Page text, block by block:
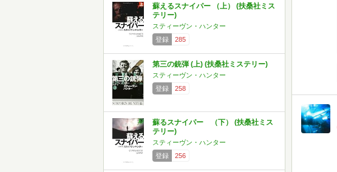
蘇えるスナイパー （上） (扶桑社ミス
テリー)
スティーヴン・ハンター
登録
285
第三の銃弾 (上) (扶桑社ミステリー)
スティーヴン・ハンター
登録
258
蘇るスナイパー （下） (扶桑社ミス
テリー)
スティーヴン・ハンター
登録
256